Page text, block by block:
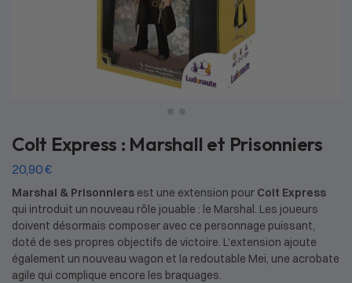
Colt Express : Marshall et Prisonniers
20,90€
Marshal & Prisonniers est une extension pour Colt Express
qui introduit un nouveau rôle jouable : le Marshal. Les joueurs
doivent désormais composer avec ce personnage puissant,
doté de ses propres objectifs de victoire. L’extension ajoute
également un nouveau wagon et la redoutable Mei, une acrobate
agile qui complique encore les braquages.